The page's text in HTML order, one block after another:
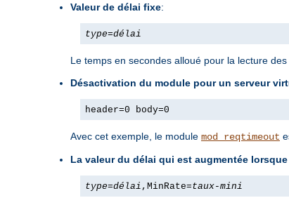
Valeur de délai fixe:
type=délai
Le temps en secondes alloué pour la lecture
Désactivation du module pour un serveur
header=0 body=0
Avec cet exemple, le module mod_reqtimeout
La valeur du délai qui est augmentée
type=délai ,MinRate=taux-mini